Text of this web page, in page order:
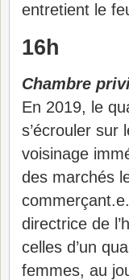
entretient le
16h
Chambre
En 2019, le
s’écrouler sur
voisinage
des marchés
directrice de
celles d’un
femmes, au